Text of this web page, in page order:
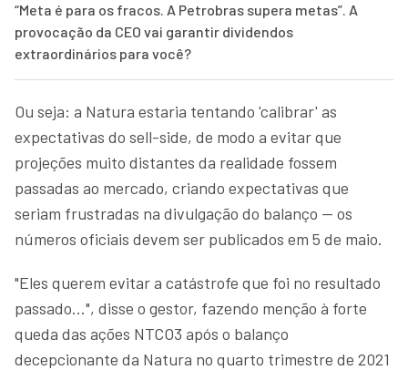
“Meta é para os fracos. A Petrobras supera metas”. A
provocação da CEO vai garantir dividendos
extraordinários para você?
Ou seja: a Natura estaria tentando 'calibrar' as
expectativas do sell-side, de modo a evitar que
projeções muito distantes da realidade fossem
passadas ao mercado, criando expectativas que
seriam frustradas na divulgação do balanço — os
números oficiais devem ser publicados em 5 de maio.
"Eles querem evitar a catástrofe que foi no resultado
passado...", disse o gestor, fazendo menção à forte
queda das ações NTCO3 após o balanço
decepcionante da Natura no quarto trimestre de 2021